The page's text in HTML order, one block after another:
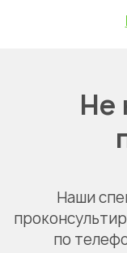
Не
Наши
по